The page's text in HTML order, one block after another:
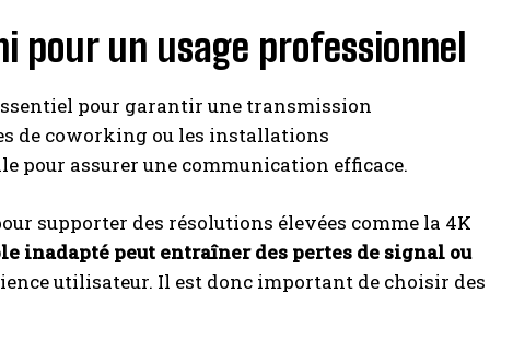
pour un usage professionnel
pour garantir une transmission
de coworking ou les installations
pour assurer une communication efficace.
supporter des résolutions élevées comme la 4K
inadapté peut entraîner des pertes de signal ou
utilisateur. Il est donc important de choisir des